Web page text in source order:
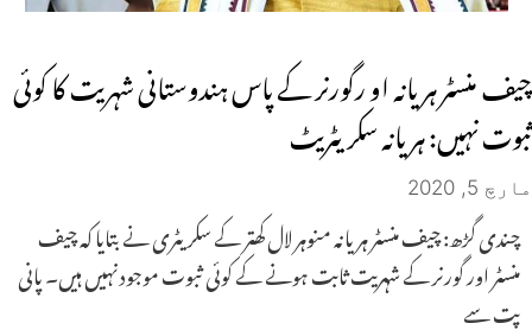
چیف منسٹر ہریانہ او رگورنر کے پاس ہندوستانی شہریت کا کوئی
ثبوت نہیں: ہریانہ سکریٹریٹ
مارچ 5, 2020
چندی گڑھ: چیف منسٹر ہریانہ منوہر لال کھتر کے سکریٹری نے بتایا کہ چیف
منسٹر اور گورنر کے شہریت ثابت ہونے کے کوئی ثبوت موجود نہیں ہیں۔ پانی
پت سے